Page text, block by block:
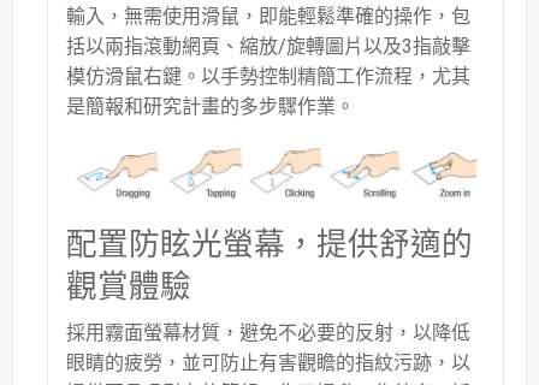
輸入，無需使用滑鼠，即能輕鬆準確的操作，包
括以兩指滾動網頁、縮放/旋轉圖片以及3指敲擊
模仿滑鼠右鍵。以手勢控制精簡工作流程，尤其
是簡報和研究計畫的多步驟作業。
配置防眩光螢幕，提供舒適的
觀賞體驗
採用霧面螢幕材質，避免不必要的反射，以降低
眼睛的疲勞，並可防止有害觀瞻的指紋污跡，以